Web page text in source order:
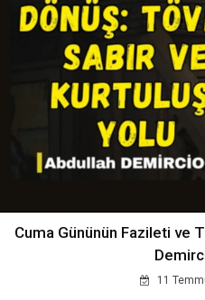
Cuma Gününün Fazileti ve
11